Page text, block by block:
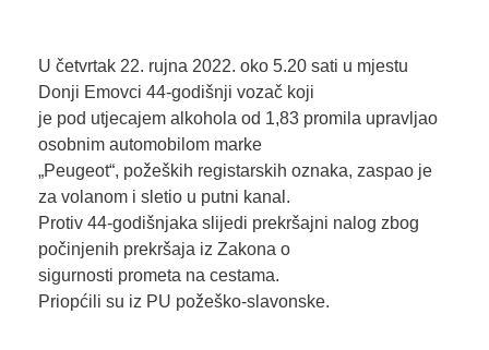
U četvrtak 22. rujna 2022. oko 5.20 sati u mjestu
Donji Emovci 44-godišnji vozač koji
je pod utjecajem alkohola od 1,83 promila upravljao
osobnim automobilom marke
„Peugeot“, požeških registarskih oznaka, zaspao je
za volanom i sletio u putni kanal.
Protiv 44-godišnjaka slijedi prekršajni nalog zbog
počinjenih prekršaja iz Zakona o
sigurnosti prometa na cestama.
Priopćili su iz PU požeško-slavonske.